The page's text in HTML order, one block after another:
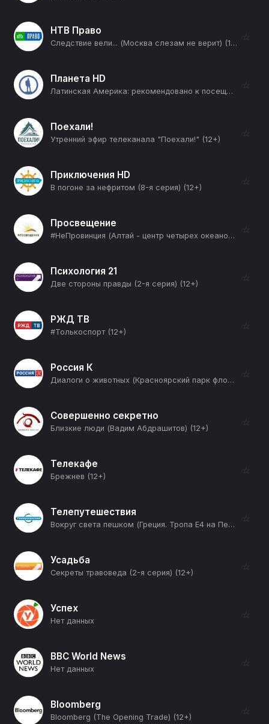
НТВ Право
Следствие вели... (Москва слезам не верит) (12+)
☆
Планета HD
Латинская Америка: рекомендовано к посещению (Бразилия) (12+)
☆
Поехали!
Утренний эфир телеканала "Поехали!" (12+)
☆
Приключения HD
В погоне за нефритом (8-я серия) (12+)
☆
Просвещение
#НеПровинция (Алтай - центр четырех океанов) (12+)
☆
Психология 21
Две стороны правды (2-я серия) (12+)
☆
РЖД ТВ
#Толькоспорт (12+)
☆
Россия К
Диалоги о животных (Красноярский парк флоры и фауны "Роев ручей") (12+)
☆
Совершенно секретно
Близкие люди (Вадим Абдрашитов) (12+)
☆
Телекафе
Брежнев (12+)
☆
Телепутешествия
Вокруг света пешком (Греция. Тропа Е4 на Пелопоннесе) (12+)
☆
Усадьба
Секреты травоведа (2-я серия) (12+)
☆
Успех
Нет данных
☆
BBC World News
Нет данных
☆
Bloomberg
Bloomberg (The Opening Trade) (12+)
☆